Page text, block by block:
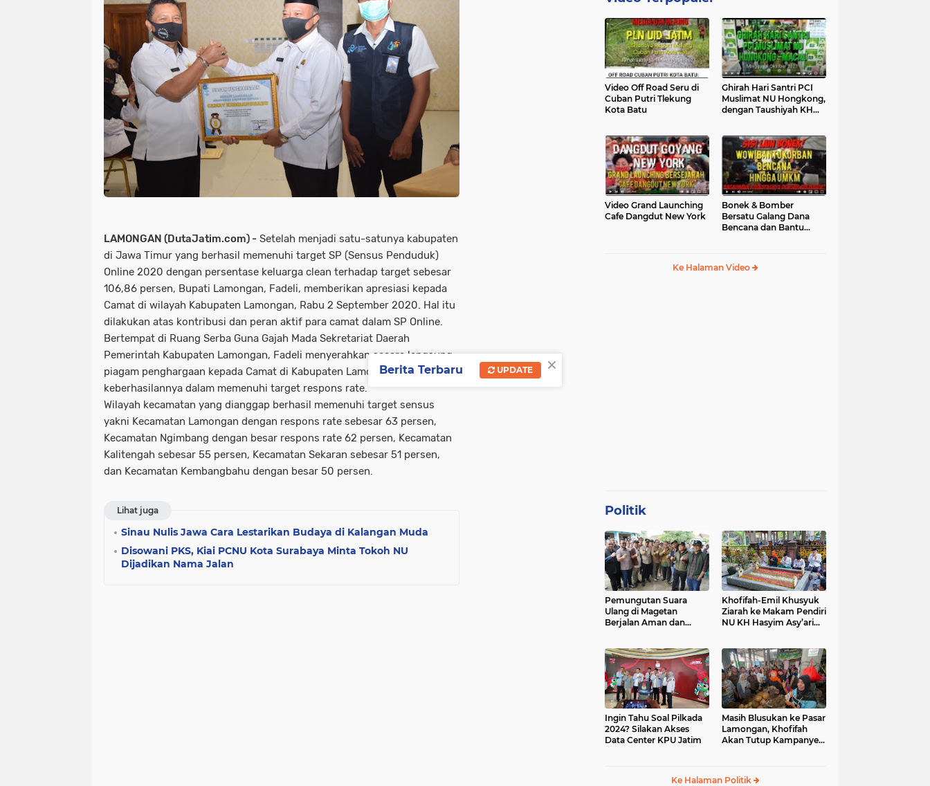
LAMONGAN (DutaJatim.com) - Setelah menjadi satu-satunya kabupaten
di Jawa Timur yang berhasil memenuhi target SP (Sensus Penduduk)
Online 2020 dengan persentase keluarga clean terhadap target sebesar
106,86 persen, Bupati Lamongan, Fadeli, memberikan apresiasi kepada
Camat di wilayah Kabupaten Lamongan, Rabu 2 September 2020. Hal itu
dilakukan atas kontribusi dan peran aktif para camat dalam SP Online.
Bertempat di Ruang Serba Guna Gajah Mada Sekretariat Daerah
Pemerintah Kabupaten Lamongan, Fadeli menyerahkan secara langsung
piagam penghargaan kepada Camat di Kabupaten Lamongan atas
keberhasilannya dalam memenuhi target respons rate.
Wilayah kecamatan yang dianggap berhasil memenuhi target sensus
yakni Kecamatan Lamongan dengan respons rate sebesar 63 persen,
Kecamatan Ngimbang dengan besar respons rate 62 persen, Kecamatan
Kalitengah sebesar 55 persen, Kecamatan Sekaran sebesar 51 persen,
dan Kecamatan Kembangbahu dengan besar 50 persen.
Lihat juga
Sinau Nulis Jawa Cara Lestarikan Budaya di Kalangan Muda
Disowani PKS, Kiai PCNU Kota Surabaya Minta Tokoh NU
Dijadikan Nama Jalan
Video Off Road Seru di
Cuban Putri Tlekung
Kota Batu
Ghirah Hari Santri PCI
Muslimat NU Hongkong,
dengan Taushiyah KH
Video Grand Launching
Cafe Dangdut New York
Bonek & Bomber
Bersatu Galang Dana
Bencana dan Bantu
Ke Halaman Video
Politik
Pemungutan Suara
Ulang di Magetan
Berjalan Aman dan
Khofifah-Emil Khusyuk
Ziarah ke Makam Pendiri
NU KH Hasyim Asy’ari
Ingin Tahu Soal Pilkada
2024? Silakan Akses
Data Center KPU Jatim
Masih Blusukan ke Pasar
Lamongan, Khofifah
Akan Tutup Kampanye
Ke Halaman Politik
×
Berita Terbaru UPDATE